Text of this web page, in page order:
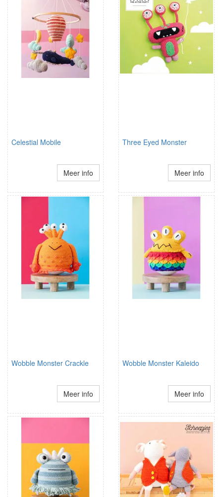
Celestial Mobile
Meer info
Three Eyed Monster
Meer info
Wobble Monster Crackle
Meer info
Wobble Monster Kaleido
Meer info